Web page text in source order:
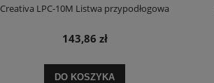
Creativa LPC-10M Listwa przypodłogowa
143,86 zł
DO KOSZYKA